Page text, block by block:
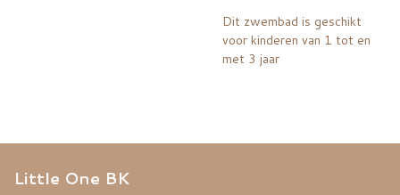
Dit zwembad is geschikt
voor kinderen van 1 tot en
met 3 jaar
Little One BK